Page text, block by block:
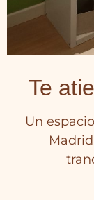
Te
Un